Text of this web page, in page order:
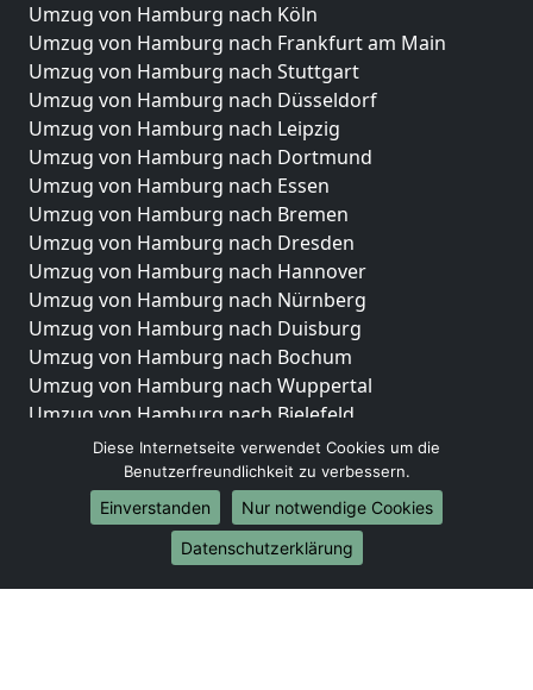
Umzug von Hamburg nach Köln
Umzug von Hamburg nach Frankfurt am Main
Umzug von Hamburg nach Stuttgart
Umzug von Hamburg nach Düsseldorf
Umzug von Hamburg nach Leipzig
Umzug von Hamburg nach Dortmund
Umzug von Hamburg nach Essen
Umzug von Hamburg nach Bremen
Umzug von Hamburg nach Dresden
Umzug von Hamburg nach Hannover
Umzug von Hamburg nach Nürnberg
Umzug von Hamburg nach Duisburg
Umzug von Hamburg nach Bochum
Umzug von Hamburg nach Wuppertal
Umzug von Hamburg nach Bielefeld
Umzug von Hamburg nach Bonn
Umzug von Hamburg nach Münster
Internationale-Umzüge
Umzug von Hamburg nach Brasilien
Umzug von Hamburg nach Brunei Darussalam
Diese Internetseite verwendet Cookies um die
Benutzerfreundlichkeit zu verbessern.
Einverstanden
Nur notwendige Cookies
Datenschutzerklärung